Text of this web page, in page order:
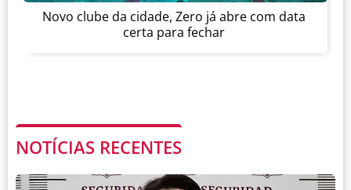
Novo clube da cidade, Zero já abre com data
certa para fechar
NOTÍCIAS RECENTES